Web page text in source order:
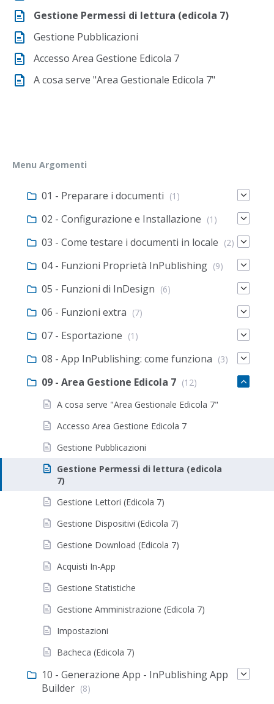
Gestione Permessi di lettura (edicola 7)
Gestione Pubblicazioni
Accesso Area Gestione Edicola 7
A cosa serve "Area Gestionale Edicola 7"
Menu Argomenti
01 - Preparare i documenti (1)
02 - Configurazione e Installazione (1)
03 - Come testare i documenti in locale (2)
04 - Funzioni Proprietà InPublishing (9)
05 - Funzioni di InDesign (6)
06 - Funzioni extra (7)
07 - Esportazione (1)
08 - App InPublishing: come funziona (3)
09 - Area Gestione Edicola 7 (12)
A cosa serve "Area Gestionale Edicola 7"
Accesso Area Gestione Edicola 7
Gestione Pubblicazioni
Gestione Permessi di lettura (edicola
7)
Gestione Lettori (Edicola 7)
Gestione Dispositivi (Edicola 7)
Gestione Download (Edicola 7)
Acquisti In-App
Gestione Statistiche
Gestione Amministrazione (Edicola 7)
Impostazioni
Bacheca (Edicola 7)
10 - Generazione App - InPublishing App
Builder (8)